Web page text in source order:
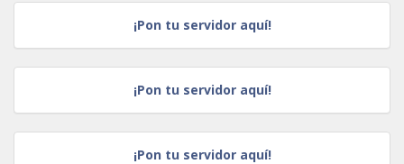
¡Pon tu servidor aquí!
¡Pon tu servidor aquí!
¡Pon tu servidor aquí!